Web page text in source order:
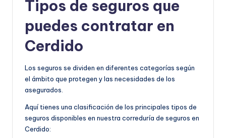
Tipos de seguros que
puedes contratar en
Cerdido
Los seguros se dividen en diferentes categorías según
el ámbito que protegen y las necesidades de los
asegurados.
Aquí tienes una clasificación de los principales tipos de
seguros disponibles en nuestra correduría de seguros en
Cerdido: